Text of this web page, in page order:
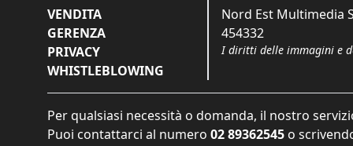
VENDITA
GERENZA
PRIVACY
WHISTLEBLOWING
Nord Est Multimedia
454332
I diritti delle immagini e
Per qualsiasi necessità o domanda, il nostro
Puoi contattarci al numero 02 89362545 o